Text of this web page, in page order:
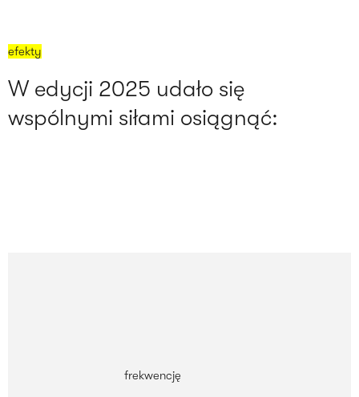
efekty
W edycji 2025 udało się
wspólnymi siłami osiągnąć:
frekwencję